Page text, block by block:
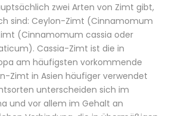
zwei Arten von Zimt gibt,
sind: Ceylon-Zimt (Cinnamomum
(Cinnamomum cassia oder
Cassia-Zimt ist die in
am häufigsten vorkommende
Zimt in Asien häufiger verwendet
unterscheiden sich im
und vor allem im Gehalt an